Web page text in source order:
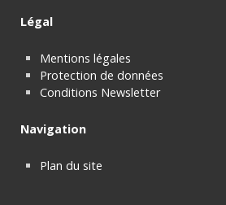
Légal
Mentions légales
Protection de données
Conditions Newsletter
Navigation
Plan du site